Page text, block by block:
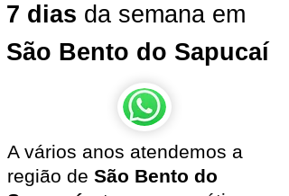
7 dias da semana em
São Bento do Sapucaí
A vários anos atendemos a
região de São Bento do